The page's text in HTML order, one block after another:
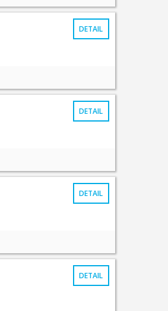
DETAIL
DETAIL
DETAIL
DETAIL